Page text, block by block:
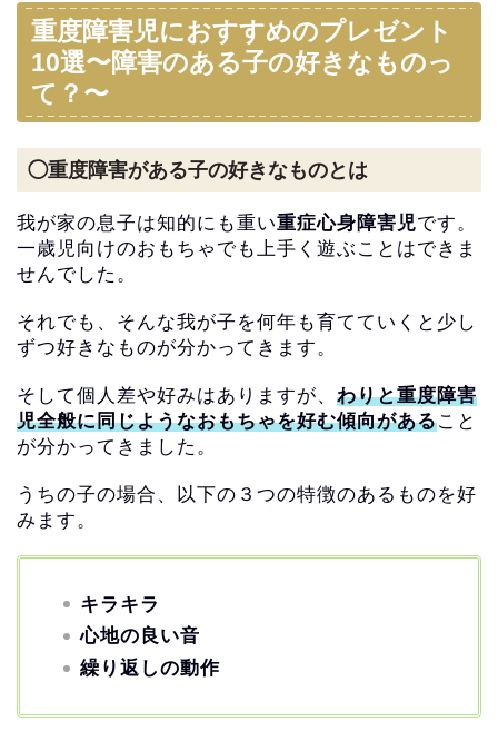
重度障害児におすすめのプレゼント
10選〜障害のある子の好きなものっ
て？〜
◯重度障害がある子の好きなものとは
我が家の息子は知的にも重い重症心身障害児です。
一歳児向けのおもちゃでも上手く遊ぶことはできま
せんでした。
それでも、そんな我が子を何年も育てていくと少し
ずつ好きなものが分かってきます。
そして個人差や好みはありますが、 わりと重度障害
児全般に同じようなおもちゃを好む傾向があること
が分かってきました。
うちの子の場合、以下の３つの特徴のあるものを好
みます。
キラキラ
心地の良い音
繰り返しの動作